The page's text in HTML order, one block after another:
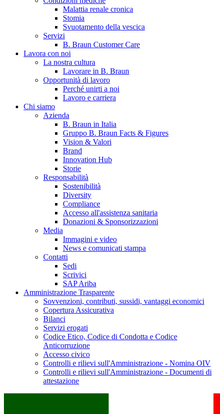
B. Braun in Italia
Scopri chi siamo ed entra nel mondo di B. Braun in Italia: 4
sedi, 4 aziende, più di 700 dipendenti e un Centro di
Eccellenza a livello globale.
Malattia renale cronica
Stomia
Svuotamento della vescica
Servizi
B. Braun Customer Care
Lavora con noi
La nostra cultura
Lavorare in B. Braun
Opportunità di lavoro
Perché unirti a noi
Lavoro e carriera
Chi siamo
Azienda
B. Braun in Italia
Gruppo B. Braun Facts & Figures
Vision & Valori
Brand
Innovation Hub
Storie
Responsabilità
Sostenibilità
Diversity
Compliance
Accesso all'assistenza sanitaria
Donazioni & Sponsorizzazioni
Media
Immagini e video
News e comunicati stampa
Contatti
Sedi
Scrivici
SAP Ariba
Amministrazione Trasparente
Sovvenzioni, contributi, sussidi, vantaggi economici
Copertura Assicurativa
Bilanci
Servizi erogati
Codice Etico, Codice di Condotta e Codice
Anticorruzione
Accesso civico
Controlli e rilievi sull'Amministrazione - Nomina OIV
Controlli e rilievi sull'Amministrazione - Documenti di
attestazione